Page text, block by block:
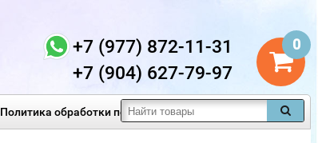
0
+7 (977) 872-11-31
+7 (904) 627-79-97
Политика обработки персональных данных